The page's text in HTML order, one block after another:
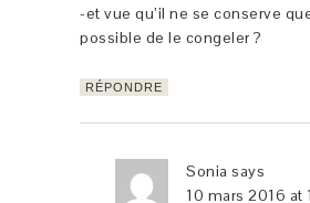
-et vue qu’il ne se conserve
possible de le congeler ?
RÉPONDRE
Sonia says
10 mars 2016 at